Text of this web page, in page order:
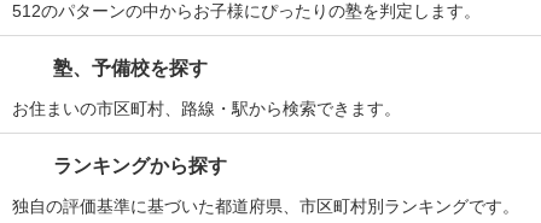
512のパターンの中からお子様にぴったりの塾を判定します。
塾、予備校を探す
お住まいの市区町村、路線・駅から検索できます。
ランキングから探す
独自の評価基準に基づいた都道府県、市区町村別ランキングです。